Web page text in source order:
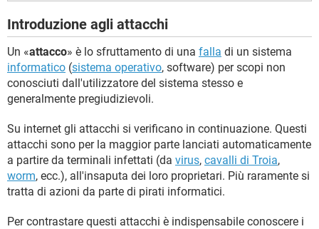
Introduzione agli attacchi
Un «attacco» è lo sfruttamento di una falla di un sistema
informatico (sistema operativo, software) per scopi non
conosciuti dall'utilizzatore del sistema stesso e
generalmente pregiudizievoli.
Su internet gli attacchi si verificano in continuazione. Questi
attacchi sono per la maggior parte lanciati automaticamente
a partire da terminali infettati (da virus, cavalli di Troia,
worm, ecc.), all'insaputa dei loro proprietari. Più raramente si
tratta di azioni da parte di pirati informatici.
Per contrastare questi attacchi è indispensabile conoscere i